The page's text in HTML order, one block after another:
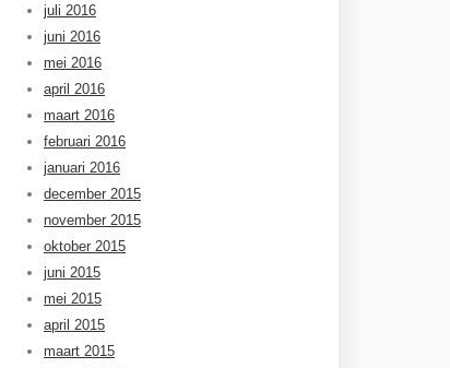
juli 2016
juni 2016
mei 2016
april 2016
maart 2016
februari 2016
januari 2016
december 2015
november 2015
oktober 2015
juni 2015
mei 2015
april 2015
maart 2015